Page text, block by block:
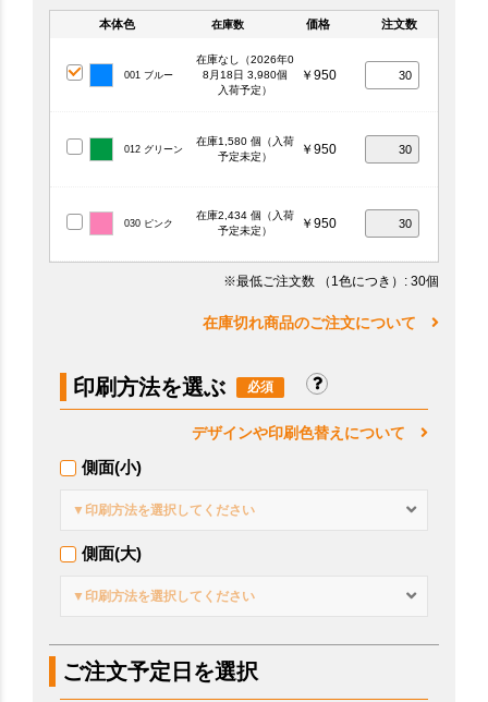
本体色 在庫数 価格 注文数
001 ブルー
在庫なし（2026年0
8月18日 3,980個
入荷予定）
￥950
012 グリーン
在庫1,580 個（入荷
予定未定）
￥950
030 ピンク
在庫2,434 個（入荷
予定未定）
￥950
※最低ご注文数 （1色につき） : 30個
在庫切れ商品のご注文について
印刷方法を選ぶ
デザインや印刷色替えについて
側面(小)
▼印刷方法を選択してください
側面(大)
▼印刷方法を選択してください
ご注文予定日を選択